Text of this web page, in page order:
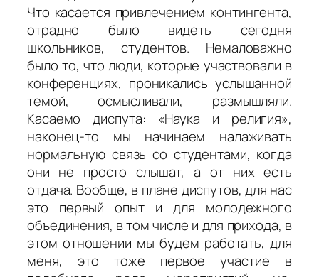
Что касается привлечением контингента,
отрадно было видеть сегодня
школьников, студентов. Немаловажно
было то, что люди, которые участвовали в
конференциях, проникались услышанной
темой, осмысливали, размышляли.
Касаемо диспута: «Наука и религия»,
наконец-то мы начинаем налаживать
нормальную связь со студентами, когда
они не просто слышат, а от них есть
отдача. Вообще, в плане диспутов, для нас
это первый опыт и для молодежного
объединения, в том числе и для прихода, в
этом отношении мы будем работать, для
меня, это тоже первое участие в